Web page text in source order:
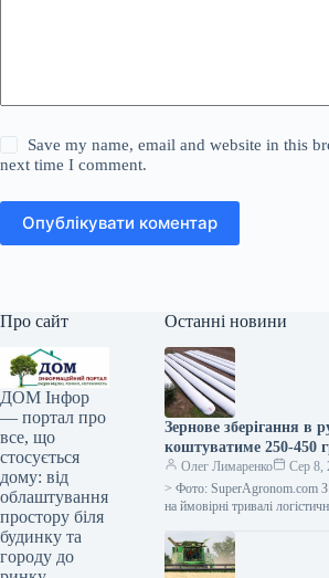
Save my name, email and website in this
next time I comment.
Опублікувати коментар
Про сайт
ДОМ Інфор
— портал про
все, що
стосується
дому: від
облаштування
простору біля
будинку та
городу до
Останні новини
Зернове зберігання в
коштуватиме 250-450
наявності логістичних
труднощів —
SuperAgronom.com
Олег Лимаренко
Сер 8,
> Фото: SuperAgronom.com З
на ймовірні тривалі
підприємства розглядають
розширення зберігання зерна